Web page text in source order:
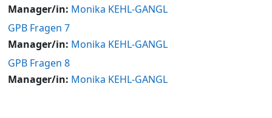
Manager/in: Monika KEHL-GANGL
GPB Fragen 7
Manager/in: Monika KEHL-GANGL
GPB Fragen 8
Manager/in: Monika KEHL-GANGL